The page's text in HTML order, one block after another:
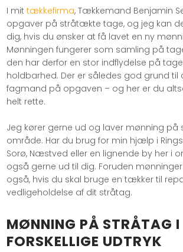
I mit tækkefirma, Tækkemand Benjamin
opgaver på stråtækte tage, og jeg kan
dig, hvis du ønsker at få lavet en ny
Mønningen fungerer som samling på
den har derfor en stor indflydelse på
holdbarhed. Der er således god grund
fagmand på opgaven – og her er du
helt rette.
Jeg kører gerne ud og laver mønning på
område. Har du brug for min hjælp i
Sorø, Næstved eller en lignende by her i
også gerne ud til dig. Foruden
også, hvis du skal bruge en tækker til
vedligeholdelse af dit stråtag.
MØNNING PÅ STRÅTAG I
FORSKELLIGE UDTRYK